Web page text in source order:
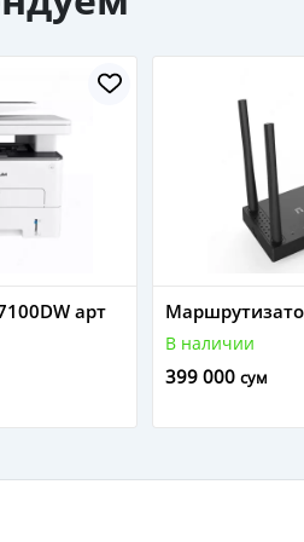
арт
В наличии
399 000сум